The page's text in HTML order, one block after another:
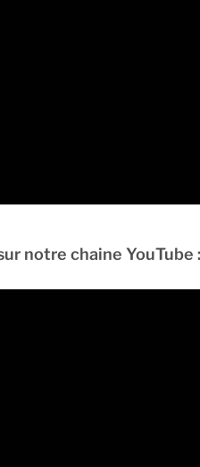
notre chaine YouTube :